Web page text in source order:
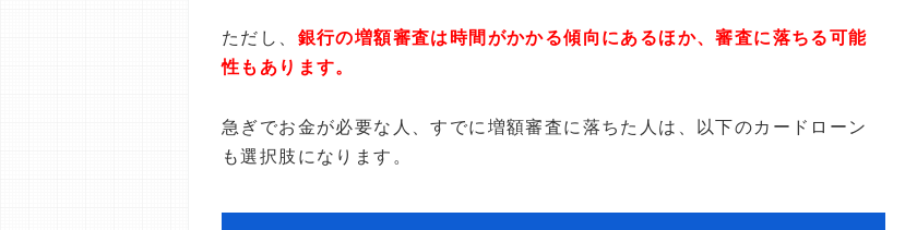
ただし、 銀行の増額審査は時間がかかる傾向にあるほか、審査に落ちる可能
性もあります。
急ぎでお金が必要な人、すでに増額審査に落ちた人は、以下のカードローン
も選択肢になります。